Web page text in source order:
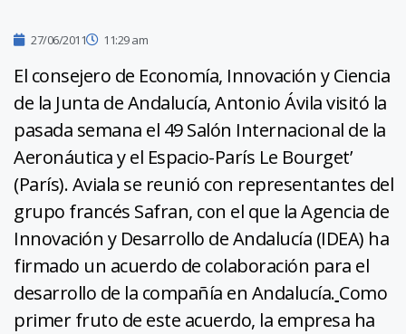
27/06/2011 11:29 am
El consejero de Economía, Innovación y Ciencia
de la Junta de Andalucía, Antonio Ávila visitó la
pasada semana el 49 Salón Internacional de la
Aeronáutica y el Espacio-París Le Bourget’
(París). Aviala se reunió con representantes del
grupo francés Safran, con el que la Agencia de
Innovación y Desarrollo de Andalucía (IDEA) ha
firmado un acuerdo de colaboración para el
desarrollo de la compañía en Andalucía. Como
primer fruto de este acuerdo, la empresa ha